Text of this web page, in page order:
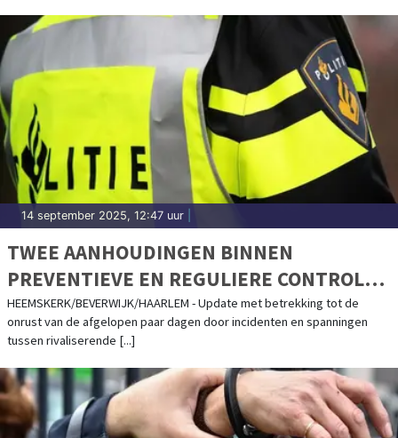
14 september 2025, 12:47 uur
TWEE AANHOUDINGEN BINNEN
PREVENTIEVE EN REGULIERE CONTROLES
IN HEEMSKERK, BEVERWIJK EN HAARLEM
HEEMSKERK/BEVERWIJK/HAARLEM - Update met betrekking tot de
onrust van de afgelopen paar dagen door incidenten en spanningen
tussen rivaliserende [...]